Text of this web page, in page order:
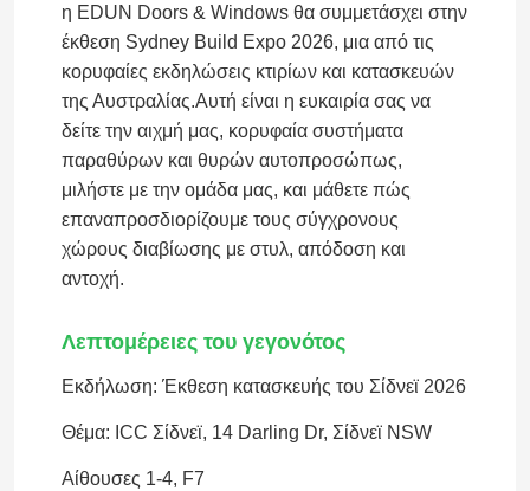
η EDUN Doors & Windows θα συμμετάσχει στην
έκθεση Sydney Build Expo 2026, μια από τις
κορυφαίες εκδηλώσεις κτιρίων και κατασκευών
της Αυστραλίας.Αυτή είναι η ευκαιρία σας να
δείτε την αιχμή μας, κορυφαία συστήματα
παραθύρων και θυρών αυτοπροσώπως,
μιλήστε με την ομάδα μας, και μάθετε πώς
επαναπροσδιορίζουμε τους σύγχρονους
χώρους διαβίωσης με στυλ, απόδοση και
αντοχή.
Λεπτομέρειες του γεγονότος
Εκδήλωση: Έκθεση κατασκευής του Σίδνεϊ 2026
Θέμα: ICC Σίδνεϊ, 14 Darling Dr, Σίδνεϊ NSW
Αίθουσες 1-4, F7